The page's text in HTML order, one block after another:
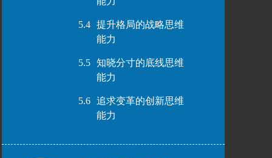
5.4
提升格局的战略思维
能力
5.5
知晓分寸的底线思维
能力
5.6
追求变革的创新思维
能力